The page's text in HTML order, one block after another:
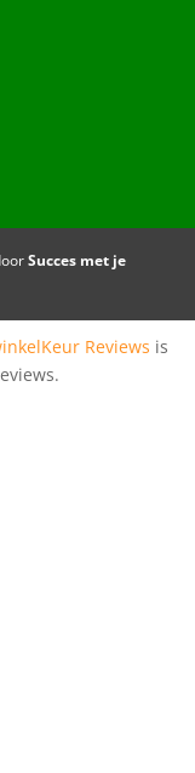
Succes met je
Reviews is